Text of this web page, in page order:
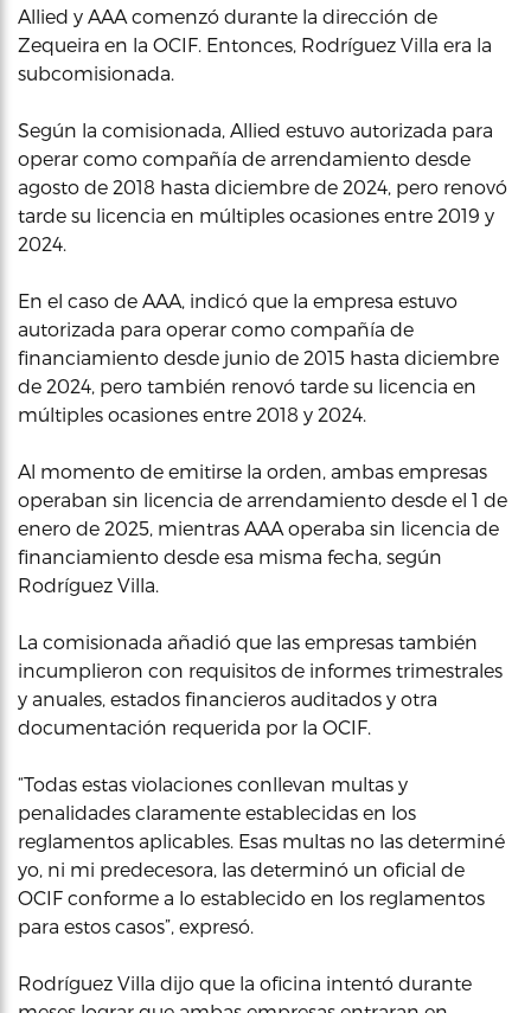
Allied y AAA comenzó durante la dirección de
Zequeira en la OCIF. Entonces, Rodríguez Villa era la
subcomisionada.
Según la comisionada, Allied estuvo autorizada para
operar como compañía de arrendamiento desde
agosto de 2018 hasta diciembre de 2024, pero renovó
tarde su licencia en múltiples ocasiones entre 2019 y
2024.
En el caso de AAA, indicó que la empresa estuvo
autorizada para operar como compañía de
financiamiento desde junio de 2015 hasta diciembre
de 2024, pero también renovó tarde su licencia en
múltiples ocasiones entre 2018 y 2024.
Al momento de emitirse la orden, ambas empresas
operaban sin licencia de arrendamiento desde el 1 de
enero de 2025, mientras AAA operaba sin licencia de
financiamiento desde esa misma fecha, según
Rodríguez Villa.
La comisionada añadió que las empresas también
incumplieron con requisitos de informes trimestrales
y anuales, estados financieros auditados y otra
documentación requerida por la OCIF.
“Todas estas violaciones conllevan multas y
penalidades claramente establecidas en los
reglamentos aplicables. Esas multas no las determiné
yo, ni mi predecesora, las determinó un oficial de
OCIF conforme a lo establecido en los reglamentos
para estos casos”, expresó.
Rodríguez Villa dijo que la oficina intentó durante